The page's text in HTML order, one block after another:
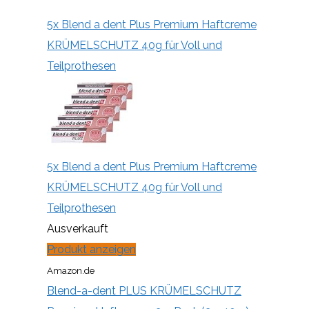
5x Blend a dent Plus Premium Haftcreme
KRÜMELSCHUTZ 40g für Voll und
Teilprothesen
5x Blend a dent Plus Premium Haftcreme
KRÜMELSCHUTZ 40g für Voll und
Teilprothesen
Ausverkauft
Produkt anzeigen
Amazon.de
Blend-a-dent PLUS KRÜMELSCHUTZ